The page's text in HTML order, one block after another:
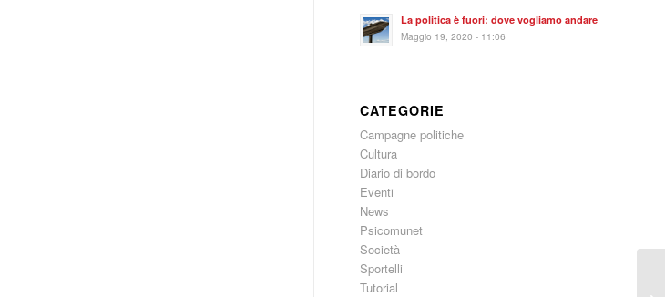
La politica è fuori: dove vogliamo andare
Maggio 19, 2020 - 11:06
CATEGORIE
Campagne politiche
Cultura
Diario di bordo
Eventi
News
Psicomunet
Società
Sportelli
Tutorial